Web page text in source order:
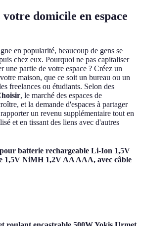
domicile en espace
en popularité, beaucoup de gens se
chez eux. Pourquoi ne pas capitaliser
une partie de votre espace ? Créez un
maison, que ce soit un bureau ou un
freelances ou étudiants. Selon des
, le marché des espaces de
et la demande d'espaces à partager
un revenu supplémentaire tout en
et en tissant des liens avec d'autres
batterie rechargeable Li-Ion 1,5V
1,5V NiMH 1,2V AA AAA, avec câble